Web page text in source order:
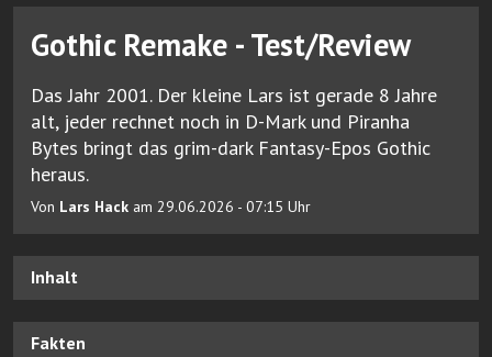
Gothic Remake - Test/Review
Das Jahr 2001. Der kleine Lars ist gerade 8 Jahre
alt, jeder rechnet noch in D-Mark und Piranha
Bytes bringt das grim-dark Fantasy-Epos Gothic
heraus.
Von Lars Hack am 29.06.2026 - 07:15 Uhr
Inhalt
Fakten